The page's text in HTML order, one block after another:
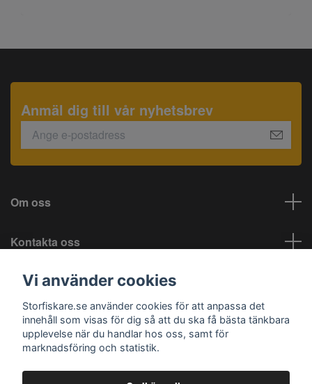
Anmäl dig till vår nyhetsbrev
Om oss
Kontakta oss
Information
Sociala medier
Vi använder cookies
Storfiskare.se använder cookies för att anpassa det
innehåll som visas för dig så att du ska få bästa tänkbara
upplevelse när du handlar hos oss, samt för
marknadsföring och statistik.